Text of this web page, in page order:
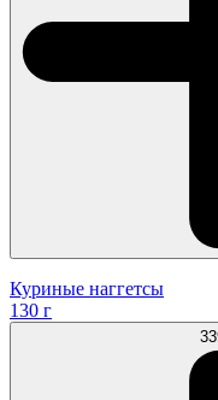
Куриные наггетсы
130 г